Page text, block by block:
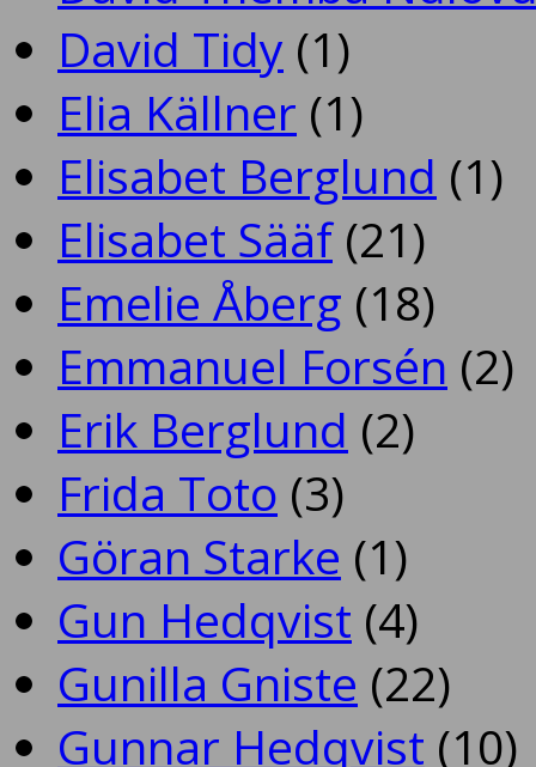
David Tidy (1)
Elia Källner (1)
Elisabet Berglund (1)
Elisabet Sääf(21)
Emelie Åberg (18)
Emmanuel Forsén (2)
Erik Berglund (2)
Frida Toto (3)
Göran Starke (1)
Gun Hedqvist (4)
Gunilla Gniste (22)
Gunnar Hedqvist (10)